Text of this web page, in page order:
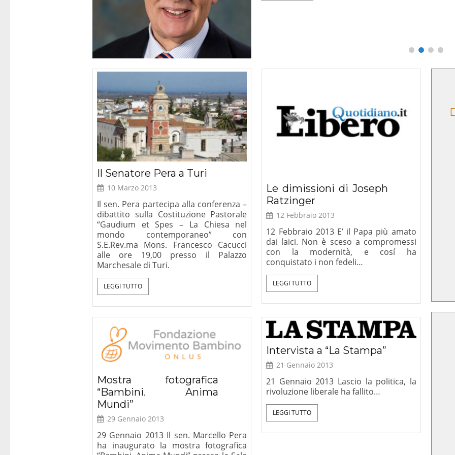
Il Senatore Pera a Turi
10 Marzo 2013
Il sen. Pera partecipa alla conferenza –
dibattito sulla Costituzione Pastorale
“Gaudium et Spes – La Chiesa nel
mondo contemporaneo” con
S.E.Rev.ma Mons. Francesco Cacucci
alle ore 19,00 presso il Palazzo
Marchesale di Turi.
LEGGI TUTTO
Le dimissioni di Joseph
Ratzinger
12 Febbraio 2013
12 Febbraio 2013 E’ il Papa più amato
dai laici. Non è sceso a compromessi
con la modernità, e cosí ha
conquistato i non fedeli…
LEGGI TUTTO
Mostra fotografica
“Bambini. Anima
Mundi”
29 Gennaio 2013
29 Gennaio 2013 Il sen. Marcello Pera
ha inaugurato la mostra fotografica
Intervista a “La Stampa”
21 Gennaio 2013
21 Gennaio 2013 Lascio la politica, la
rivoluzione liberale ha fallito…
LEGGI TUTTO
Roma – Presentazione
del libro “Diritti umani e
Cristianesimo”
Critica della ragion
secolare, Le Lettere, 2025
Dialogo, Le ragioni del SI
Sala Zuccari, Palazzo
Giustiniani, 5 febbraio
Perché dobbiamo dirci
prefazione di J. Ratzinger
(Benedetto XVI),
Mondadori, Milano 2008
Critica della ragion
secolare, Le Lettere, 2025
Europa senz’anima,